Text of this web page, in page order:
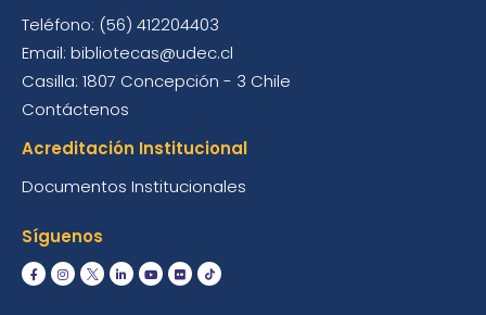
Teléfono: (56) 412204403
Email: bibliotecas@udec.cl
Casilla: 1807 Concepción - 3 Chile
Contáctenos
Acreditación Institucional
Documentos Institucionales
Síguenos